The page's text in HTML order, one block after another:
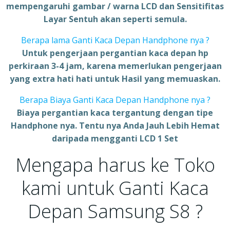
mempengaruhi gambar / warna LCD dan Sensitifitas
Layar Sentuh akan seperti semula.
Berapa lama Ganti Kaca Depan Handphone nya ?
Untuk pengerjaan pergantian kaca depan hp
perkiraan 3-4 jam, karena memerlukan pengerjaan
yang extra hati hati untuk Hasil yang memuaskan.
Berapa Biaya Ganti Kaca Depan Handphone nya ?
Biaya pergantian kaca tergantung dengan tipe
Handphone nya. Tentu nya Anda Jauh Lebih Hemat
daripada mengganti LCD 1 Set
Mengapa harus ke Toko
kami untuk Ganti Kaca
Depan Samsung S8 ?